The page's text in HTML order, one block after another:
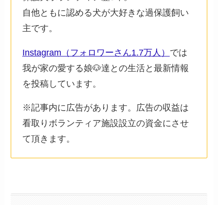
自他ともに認める犬が大好きな過保護飼い
主です。
Instagram（フォロワーさん1.7万人） では
我が家の愛する娘🐶達との生活と最新情報
を投稿しています。
※記事内に広告があります。広告の収益は
看取りボランティア施設設立の資金にさせ
て頂きます。